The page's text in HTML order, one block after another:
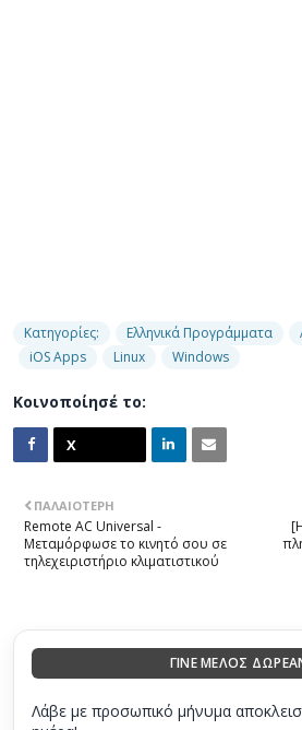
Κατηγορίες: Ελληνικά Προγράμματα
iOS Apps
Linux Windows
Κοινοποίησέ το:
ΠΑΛΑΙΌΤΕΡΗ
Remote AC Universal -
Μεταμόρφωσε το κινητό σου σε
τηλεχειριστήριο κλιματιστικού
ΓΙΝΕ ΜΕΛΟΣ
Λάβε με προσωπικό μήνυμα